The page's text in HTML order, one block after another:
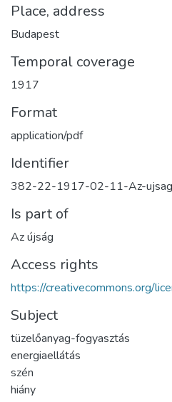
Place, address
Budapest
Temporal coverage
1917
Format
application/pdf
Identifier
382-22-1917-02-11-Az-
Is part of
Az újság
Access rights
https://creativecommons.org/
Subject
tüzelőanyag-fogyasztás
energiaellátás
szén
hiány